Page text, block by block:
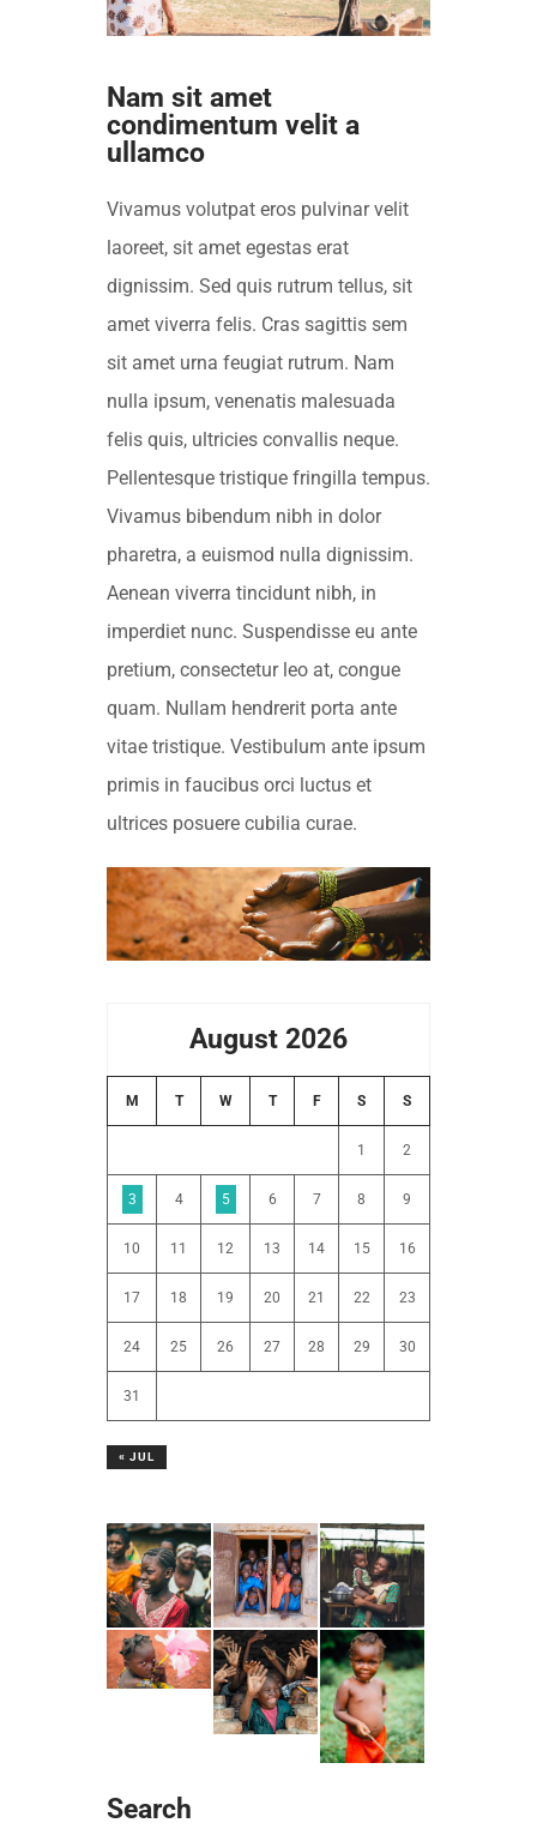
Nam sit amet
condimentum velit a
ullamco
Vivamus volutpat eros pulvinar velit
laoreet, sit amet egestas erat
dignissim. Sed quis rutrum tellus, sit
amet viverra felis. Cras sagittis sem
sit amet urna feugiat rutrum. Nam
nulla ipsum, venenatis malesuada
felis quis, ultricies convallis neque.
Pellentesque tristique fringilla tempus.
Vivamus bibendum nibh in dolor
pharetra, a euismod nulla dignissim.
Aenean viverra tincidunt nibh, in
imperdiet nunc. Suspendisse eu ante
pretium, consectetur leo at, congue
quam. Nullam hendrerit porta ante
vitae tristique. Vestibulum ante ipsum
primis in faucibus orci luctus et
ultrices posuere cubilia curae.
August 2026
M T W T F S S
1 2
3 4 5 6 7 8 9
10 11 12 13 14 15 16
17 18 19 20 21 22 23
24 25 26 27 28 29 30
31
« JUL
Search